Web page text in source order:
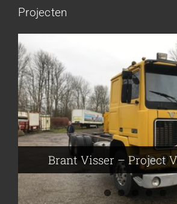
Projecten
Brant Visser – Project
Flikkema – Spijk
Brant Visser – Project
Auke van der Kooi –
John Moesker –